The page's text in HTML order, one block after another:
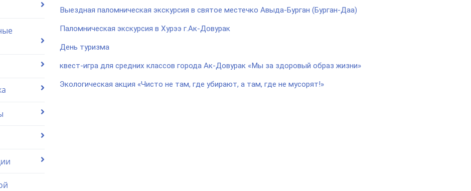
Выездная паломническая экскурсия в святое местечко Авыда-Бурган (Бурган-Даа)
Паломническая экскурсия в Хурээ г.Ак-Довурак
День туризма
квест-игра для средних классов города Ак-Довурак «Мы за здоровый образ жизни»
Экологическая акция «Чисто не там, где убирают, а там, где не мусорят!»